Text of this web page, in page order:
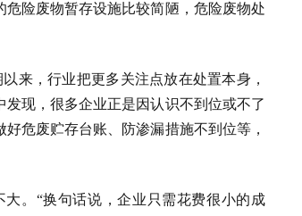
险废物暂存设施比较简陋，危险废物处
来，行业把更多关注点放在处置本身，
现，很多企业正是因认识不到位或不了
危废贮存台账、防渗漏措施不到位等，
。“换句话说，企业只需花费很小的成